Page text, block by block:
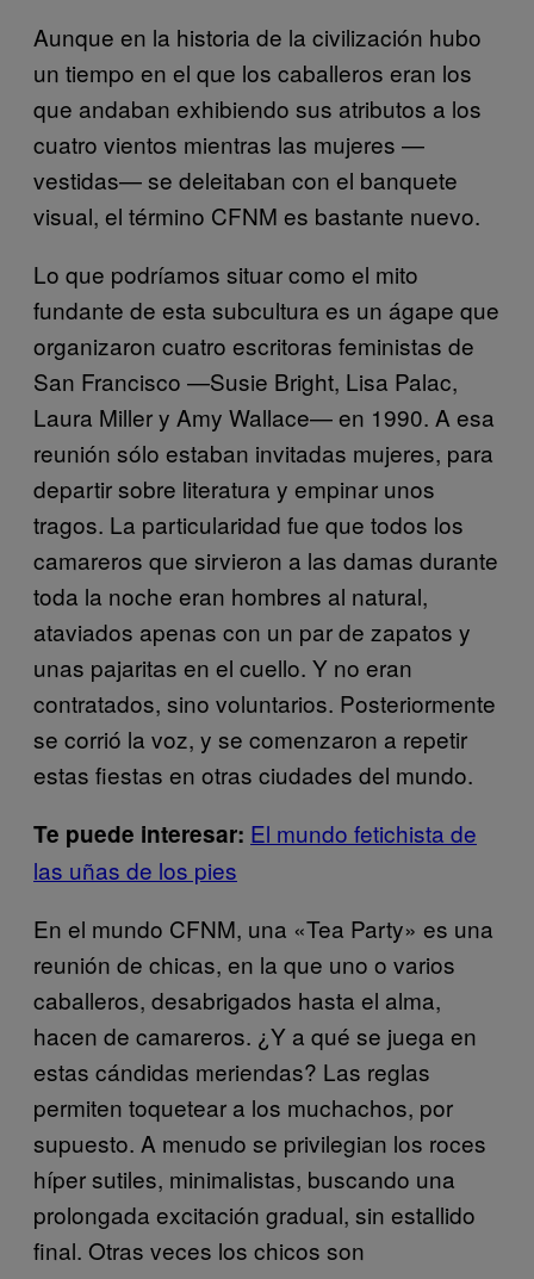
Aunque en la historia de la civilización hubo
un tiempo en el que los caballeros eran los
que andaban exhibiendo sus atributos a los
cuatro vientos mientras las mujeres —
vestidas— se deleitaban con el banquete
visual, el término CFNM es bastante nuevo.
Lo que podríamos situar como el mito
fundante de esta subcultura es un ágape que
organizaron cuatro escritoras feministas de
San Francisco —Susie Bright, Lisa Palac,
Laura Miller y Amy Wallace— en 1990. A esa
reunión sólo estaban invitadas mujeres, para
departir sobre literatura y empinar unos
tragos. La particularidad fue que todos los
camareros que sirvieron a las damas durante
toda la noche eran hombres al natural,
ataviados apenas con un par de zapatos y
unas pajaritas en el cuello. Y no eran
contratados, sino voluntarios. Posteriormente
se corrió la voz, y se comenzaron a repetir
estas fiestas en otras ciudades del mundo.
Te puede interesar: El mundo fetichista de
las uñas de los pies
En el mundo CFNM, una «Tea Party» es una
reunión de chicas, en la que uno o varios
caballeros, desabrigados hasta el alma,
hacen de camareros. ¿Y a qué se juega en
estas cándidas meriendas? Las reglas
permiten toquetear a los muchachos, por
supuesto. A menudo se privilegian los roces
híper sutiles, minimalistas, buscando una
prolongada excitación gradual, sin estallido
final. Otras veces los chicos son